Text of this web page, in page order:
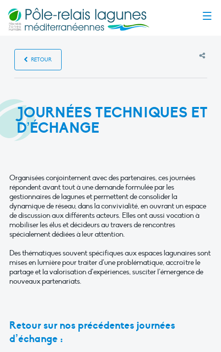
RETOUR
JOURNÉES TECHNIQUES ET
D’ÉCHANGE
Organisées conjointement avec des partenaires, ces journées
répondent avant tout à une demande formulée par les
gestionnaires de lagunes et permettent de consolider la
dynamique de réseau, dans la convivialité, en ouvrant un espace
de discussion aux différents acteurs. Elles ont aussi vocation à
mobiliser les élus et décideurs au travers de rencontres
spécialement dédiées à leur attention.
Des thématiques souvent spécifiques aux espaces lagunaires sont
mises en lumière pour traiter d’une problématique, accroître le
partage et la valorisation d’expériences, susciter l’émergence de
nouveaux partenariats.
Retour sur nos précédentes journées
d’échange :